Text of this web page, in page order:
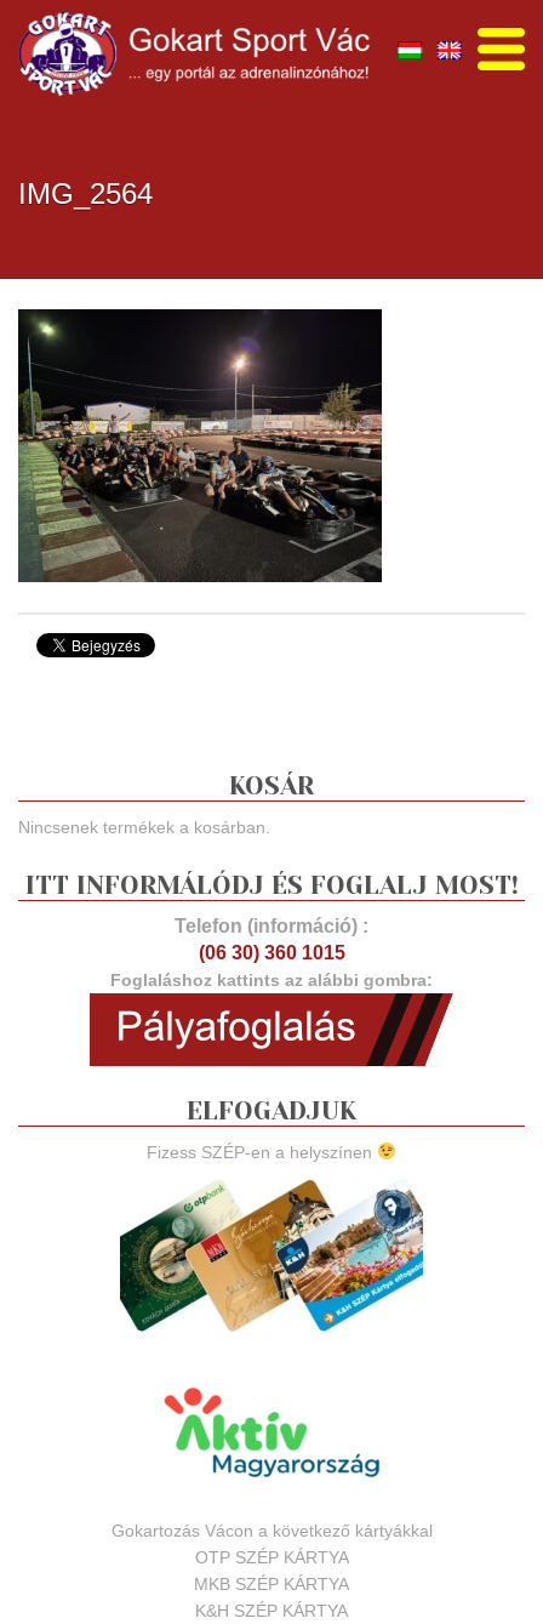
IMG_2564
KOSÁR
Nincsenek termékek a kosárban.
ITT INFORMÁLÓDJ ÉS FOGLALJ MOST!
Telefon (információ) :
(06 30) 360 1015
Foglaláshoz kattints az alábbi gombra:
ELFOGADJUK
Fizess SZÉP-en a helyszínen
Gokartozás Vácon a következő kártyákkal
OTP SZÉP KÁRTYA
MKB SZÉP KÁRTYA
K&H SZÉP KÁRTYA